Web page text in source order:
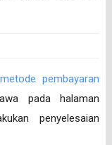
metode pembayaran
pada halaman
penyelesaian